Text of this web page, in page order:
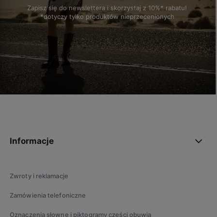
Zapisz się do newslettera i skorzystaj z 10%* rabatu!
*dotyczy tylko produktów nieprzecenionych
Informacje
Zwroty i reklamacje
Zamówienia telefoniczne
Oznaczenia słowne i piktogramy części obuwia